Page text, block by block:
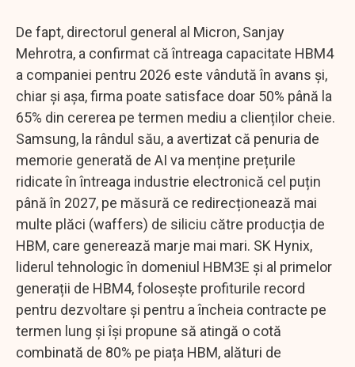
De fapt, directorul general al Micron, Sanjay
Mehrotra, a confirmat că întreaga capacitate HBM4
a companiei pentru 2026 este vândută în avans și,
chiar și așa, firma poate satisface doar 50% până la
65% din cererea pe termen mediu a clienților cheie.
Samsung, la rândul său, a avertizat că penuria de
memorie generată de AI va menține prețurile
ridicate în întreaga industrie electronică cel puțin
până în 2027, pe măsură ce redirecționează mai
multe plăci (waffers) de siliciu către producția de
HBM, care generează marje mai mari. SK Hynix,
liderul tehnologic în domeniul HBM3E și al primelor
generații de HBM4, folosește profiturile record
pentru dezvoltare și pentru a încheia contracte pe
termen lung și își propune să atingă o cotă
combinată de 80% pe piața HBM, alături de